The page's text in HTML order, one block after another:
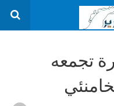
تجمعه